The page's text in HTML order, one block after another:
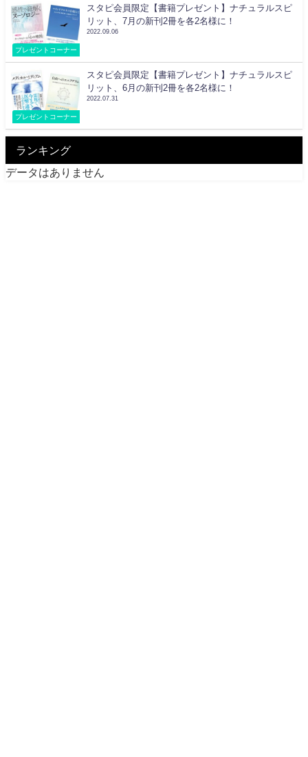
プレゼントコーナー
スタピ会員限定【書籍プレゼント】ナチュラルスピ
リット、7月の新刊2冊を各2名様に！
2022.09.06
プレゼントコーナー
スタピ会員限定【書籍プレゼント】ナチュラルスピ
リット、6月の新刊2冊を各2名様に！
2022.07.31
ランキング
データはありません